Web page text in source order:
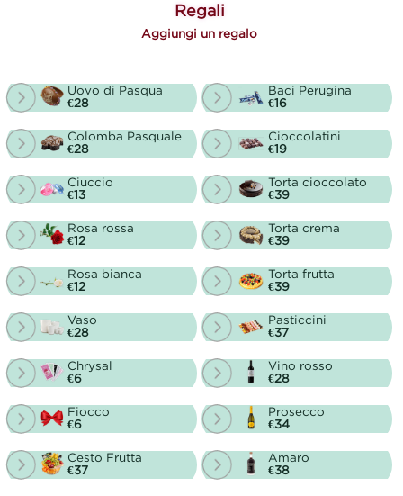
Regali
Aggiungi un regalo
Uovo di Pasqua
€28
Colomba Pasquale
€28
Ciuccio
€13
Rosa rossa
€12
Rosa bianca
€12
Vaso
€28
Chrysal
€6
Fiocco
€6
Cesto Frutta
€37
Baci Perugina
€16
Cioccolatini
€19
Torta cioccolato
€39
Torta crema
€39
Torta frutta
€39
Pasticcini
€37
Vino rosso
€28
Prosecco
€34
Amaro
€38